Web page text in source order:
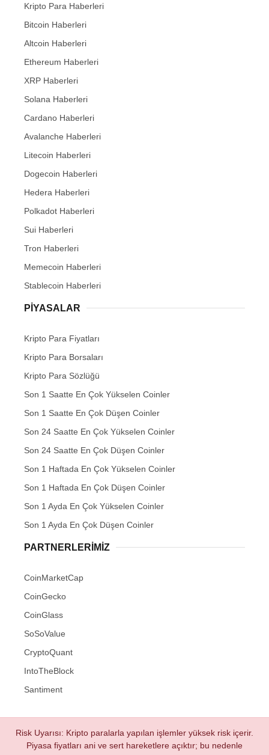
Kripto Para Haberleri
Bitcoin Haberleri
Altcoin Haberleri
Ethereum Haberleri
XRP Haberleri
Solana Haberleri
Cardano Haberleri
Avalanche Haberleri
Litecoin Haberleri
Dogecoin Haberleri
Hedera Haberleri
Polkadot Haberleri
Sui Haberleri
Tron Haberleri
Memecoin Haberleri
Stablecoin Haberleri
PIYASALAR
Kripto Para Fiyatları
Kripto Para Borsaları
Kripto Para Sözlüğü
Son 1 Saatte En Çok Yükselen Coinler
Son 1 Saatte En Çok Düşen Coinler
Son 24 Saatte En Çok Yükselen Coinler
Son 24 Saatte En Çok Düşen Coinler
Son 1 Haftada En Çok Yükselen Coinler
Son 1 Haftada En Çok Düşen Coinler
Son 1 Ayda En Çok Yükselen Coinler
Son 1 Ayda En Çok Düşen Coinler
PARTNERLERIMIZ
CoinMarketCap
CoinGecko
CoinGlass
SoSoValue
CryptoQuant
IntoTheBlock
Santiment
Risk Uyarısı: Kripto paralarla yapılan işlemler yüksek risk içerir.
Piyasa fiyatları ani ve sert hareketlere açıktır; bu nedenle